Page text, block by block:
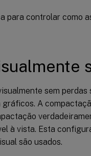
para controlar como
sem perdas
A
à vista. Esta
são usados.